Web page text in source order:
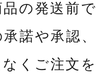
の発送前で
諾や承認、
くご注文を